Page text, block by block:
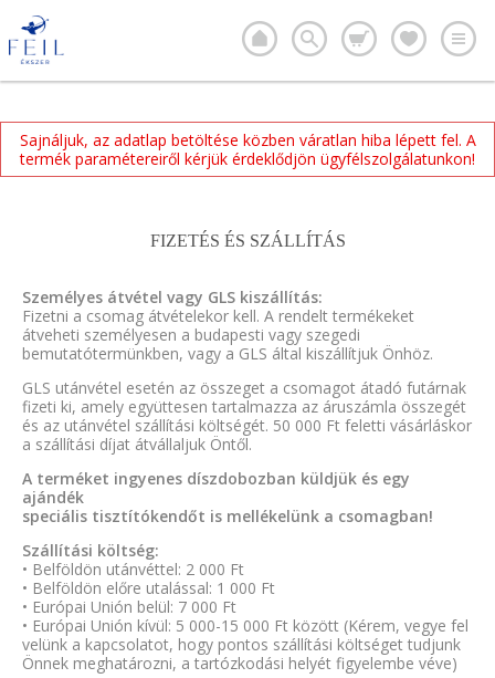
Sajnáljuk, az adatlap betöltése közben váratlan hiba lépett fel. A
termék paramétereiről kérjük érdeklődjön ügyfélszolgálatunkon!
FIZETÉS ÉS SZÁLLÍTÁS
Személyes átvétel vagy GLS kiszállítás:
Fizetni a csomag átvételekor kell. A rendelt termékeket
átveheti személyesen a budapesti vagy szegedi
bemutatótermünkben, vagy a GLS által kiszállítjuk Önhöz.
GLS utánvétel esetén az összeget a csomagot átadó futárnak
fizeti ki, amely együttesen tartalmazza az áruszámla összegét
és az utánvétel szállítási költségét. 50 000 Ft feletti vásárláskor
a szállítási díjat átvállaljuk Öntől.
A terméket ingyenes díszdobozban küldjük és egy
ajándék
speciális tisztítókendőt is mellékelünk a csomagban!
Szállítási költség:
• Belföldön utánvéttel: 2 000 Ft
• Belföldön előre utalással: 1 000 Ft
• Európai Unión belül: 7 000 Ft
• Európai Unión kívül: 5 000-15 000 Ft között (Kérem, vegye fel
velünk a kapcsolatot, hogy pontos szállítási költséget tudjunk
Önnek meghatározni, a tartózkodási helyét figyelembe véve)